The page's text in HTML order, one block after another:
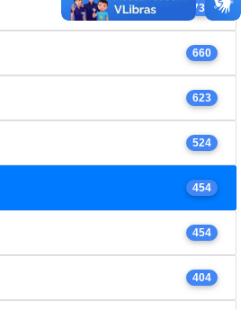
739
660
623
524
454
454
404